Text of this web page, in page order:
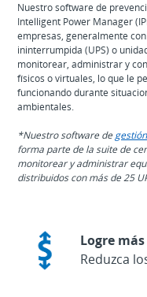
Nuestro software de
Intelligent Power Manager
empresas, generalmente
ininterrumpida (UPS) o
monitorear, administrar y
físicos o virtuales, lo que le
funcionando durante
ambientales.
*Nuestro software de
forma parte de la suite de
monitorear y administrar
distribuidos con más de 25
Logre
Reduzca